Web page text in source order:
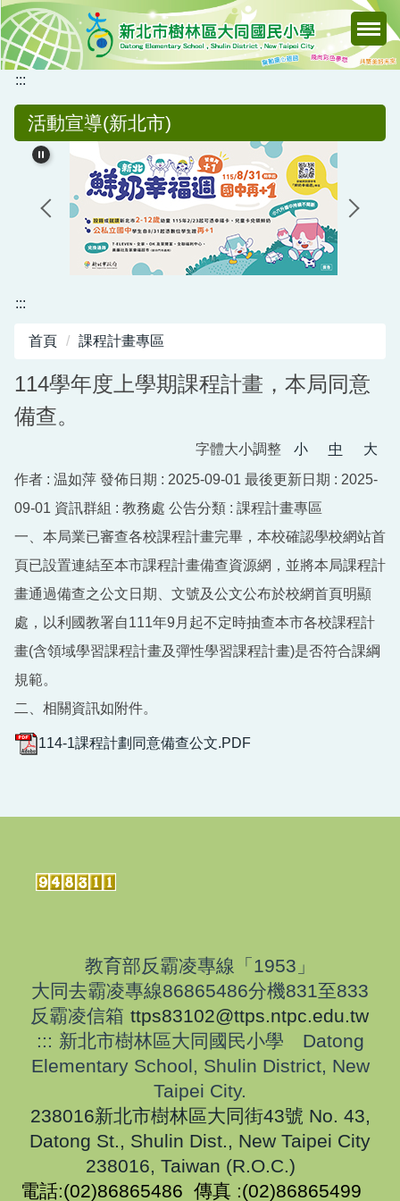
跳
到
主
要
區
:::
活動宣導(新北市)
:::
首頁 課程計畫專區
114學年度上學期課程計畫，本局同意
備查。
字體大小調整 小 中
大
作者 : 温如萍 發佈日期 : 2025-09-01 最後更新日期 : 2025-
09-01 資訊群組 : 教務處 公告分類 : 課程計畫專區
一、本局業已審查各校課程計畫完畢，本校確認學校網站首
頁已設置連結至本市課程計畫備查資源網，並將本局課程計
畫通過備查之公文日期、文號及公文公布於校網首頁明顯
處，以利國教署自111年9月起不定時抽查本市各校課程計
畫(含領域學習課程計畫及彈性學習課程計畫)是否符合課綱
規範。
二、相關資訊如附件。
114-1課程計劃同意備查公文.PDF
教育部反霸凌專線「1953」
大同去霸凌專線86865486分機831至833
反霸凌信箱 ttps83102@ttps.ntpc.edu.tw
::: 新北市樹林區大同國民小學 Datong
Elementary School, Shulin District, New
Taipei City.
238016新北市樹林區大同街43號 No. 43,
Datong St., Shulin Dist., New Taipei City
238016, Taiwan (R.O.C.)
電話:(02)86865486 傳真 :(02)86865499